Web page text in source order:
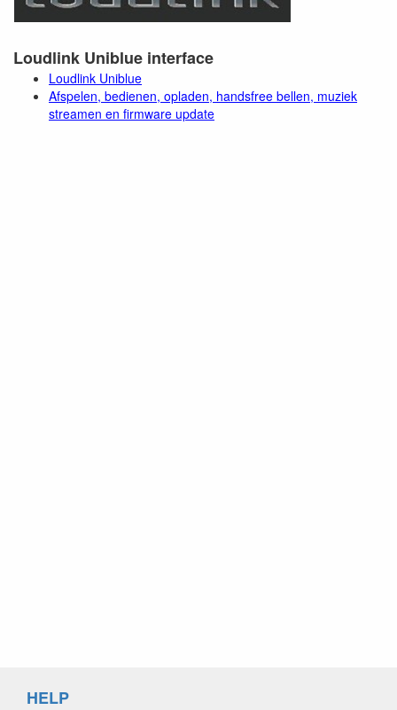
Loudlink Uniblue interface
Loudlink Uniblue
Afspelen, bedienen, opladen, handsfree bellen, muziek
streamen en firmware update
HELP